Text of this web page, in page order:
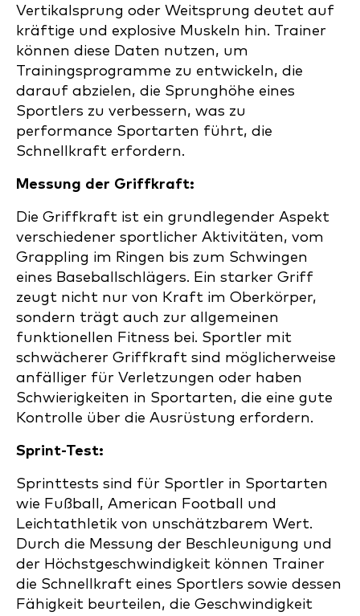
Vertikalsprung oder Weitsprung deutet auf
kräftige und explosive Muskeln hin. Trainer
können diese Daten nutzen, um
Trainingsprogramme zu entwickeln, die
darauf abzielen, die Sprunghöhe eines
Sportlers zu verbessern, was zu
performance Sportarten führt, die
Schnellkraft erfordern.
Messung der Griffkraft:
Die Griffkraft ist ein grundlegender Aspekt
verschiedener sportlicher Aktivitäten, vom
Grappling im Ringen bis zum Schwingen
eines Baseballschlägers. Ein starker Griff
zeugt nicht nur von Kraft im Oberkörper,
sondern trägt auch zur allgemeinen
funktionellen Fitness bei. Sportler mit
schwächerer Griffkraft sind möglicherweise
anfälliger für Verletzungen oder haben
Schwierigkeiten in Sportarten, die eine gute
Kontrolle über die Ausrüstung erfordern.
Sprint-Test:
Sprinttests sind für Sportler in Sportarten
wie Fußball, American Football und
Leichtathletik von unschätzbarem Wert.
Durch die Messung der Beschleunigung und
der Höchstgeschwindigkeit können Trainer
die Schnellkraft eines Sportlers sowie dessen
Fähigkeit beurteilen, die Geschwindigkeit